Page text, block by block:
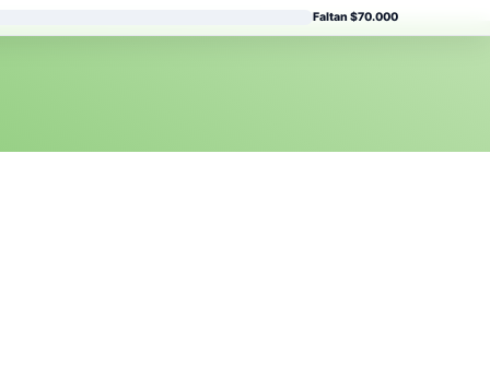
Faltan $70.000